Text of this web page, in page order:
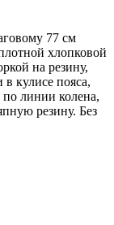
77 см
хлопковой
на резину,
кулисе пояса,
линии колена,
резину. Без